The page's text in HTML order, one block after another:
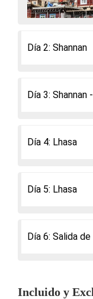
Día 2: Shannan
Día 3: Shannan
Día 4: Lhasa
Día 5: Lhasa
Día 6: Salida de
Incluido y